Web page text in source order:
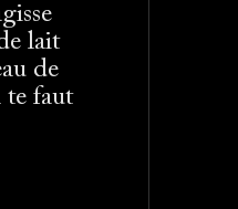
lait
de
te faut